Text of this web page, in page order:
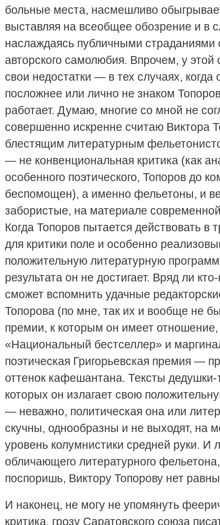
больные места, насмешливо
выставляя на всеобщее обозрение и в
наслаждаясь публичными страданиями
авторского самолюбия. Впрочем, у этой
свои недостатки — в тех случаях, когда
посложнее или лично не знаком
работает. Думаю, многие со мной не
совершенно искренне считаю Виктора
блестящим литературным
— не конвенциональная критика (как
особенного поэтического, Топоров до
беспомощен), а именно фельетоны, и
забористые, на материале
Когда Топоров пытается действовать в
для критики поле и особенно
положительную литературную
результата он не достигает. Вряд ли
сможет вспомнить удачные
Топорова (по мне, так их и вообще не
премии, к которым он имеет
«Национальный бестселлер» и
поэтическая Григорьевская премия —
оттенок кафешантана. Тексты дедушки-
которых он излагает свою
— неважно, политическая она или
скучны, однообразны и не выходят, на
уровень колумнистики средней руки. И
обличающего литературного
поспоришь, Виктору Топорову нет
И наконец, не могу не упомянуть
критика, грозу Саратовского союза